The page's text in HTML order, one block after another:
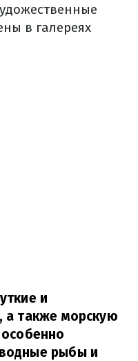
в галереях
и
а также морскую
рыбы и